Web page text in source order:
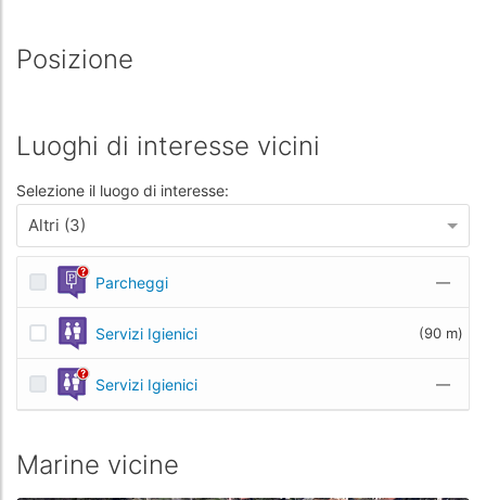
Posizione
Luoghi di interesse vicini
Selezione il luogo di interesse:
Altri (3)
Parcheggi —
Servizi Igienici (90 m)
Servizi Igienici —
Marine vicine